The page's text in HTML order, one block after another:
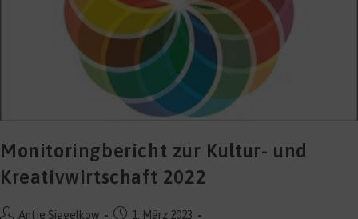
Monitoringbericht zur Kultur- und
Kreativwirtschaft 2022
Beitrags-
Antje Siggelkow
Beitrag1. März 2023